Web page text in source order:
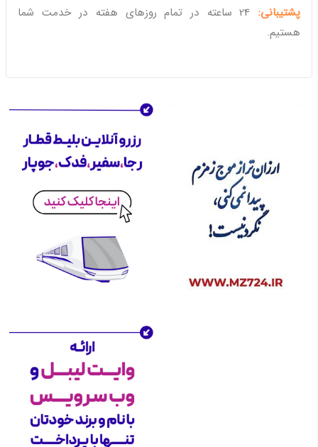
پشتیبانی:
24 ساعته در تمام روزهای هفته در خدمت شما
هستیم.